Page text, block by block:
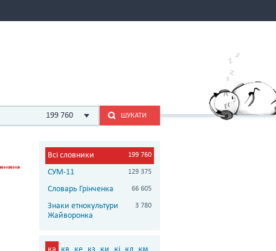
199 760 ШУКАТИ
Всі словники 199 760
СУМ-11 129 375
Словарь Грінченка 66 605
Знаки етнокультури
Жайворонка
3 780